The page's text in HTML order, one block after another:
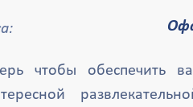
чтобы обеспечить